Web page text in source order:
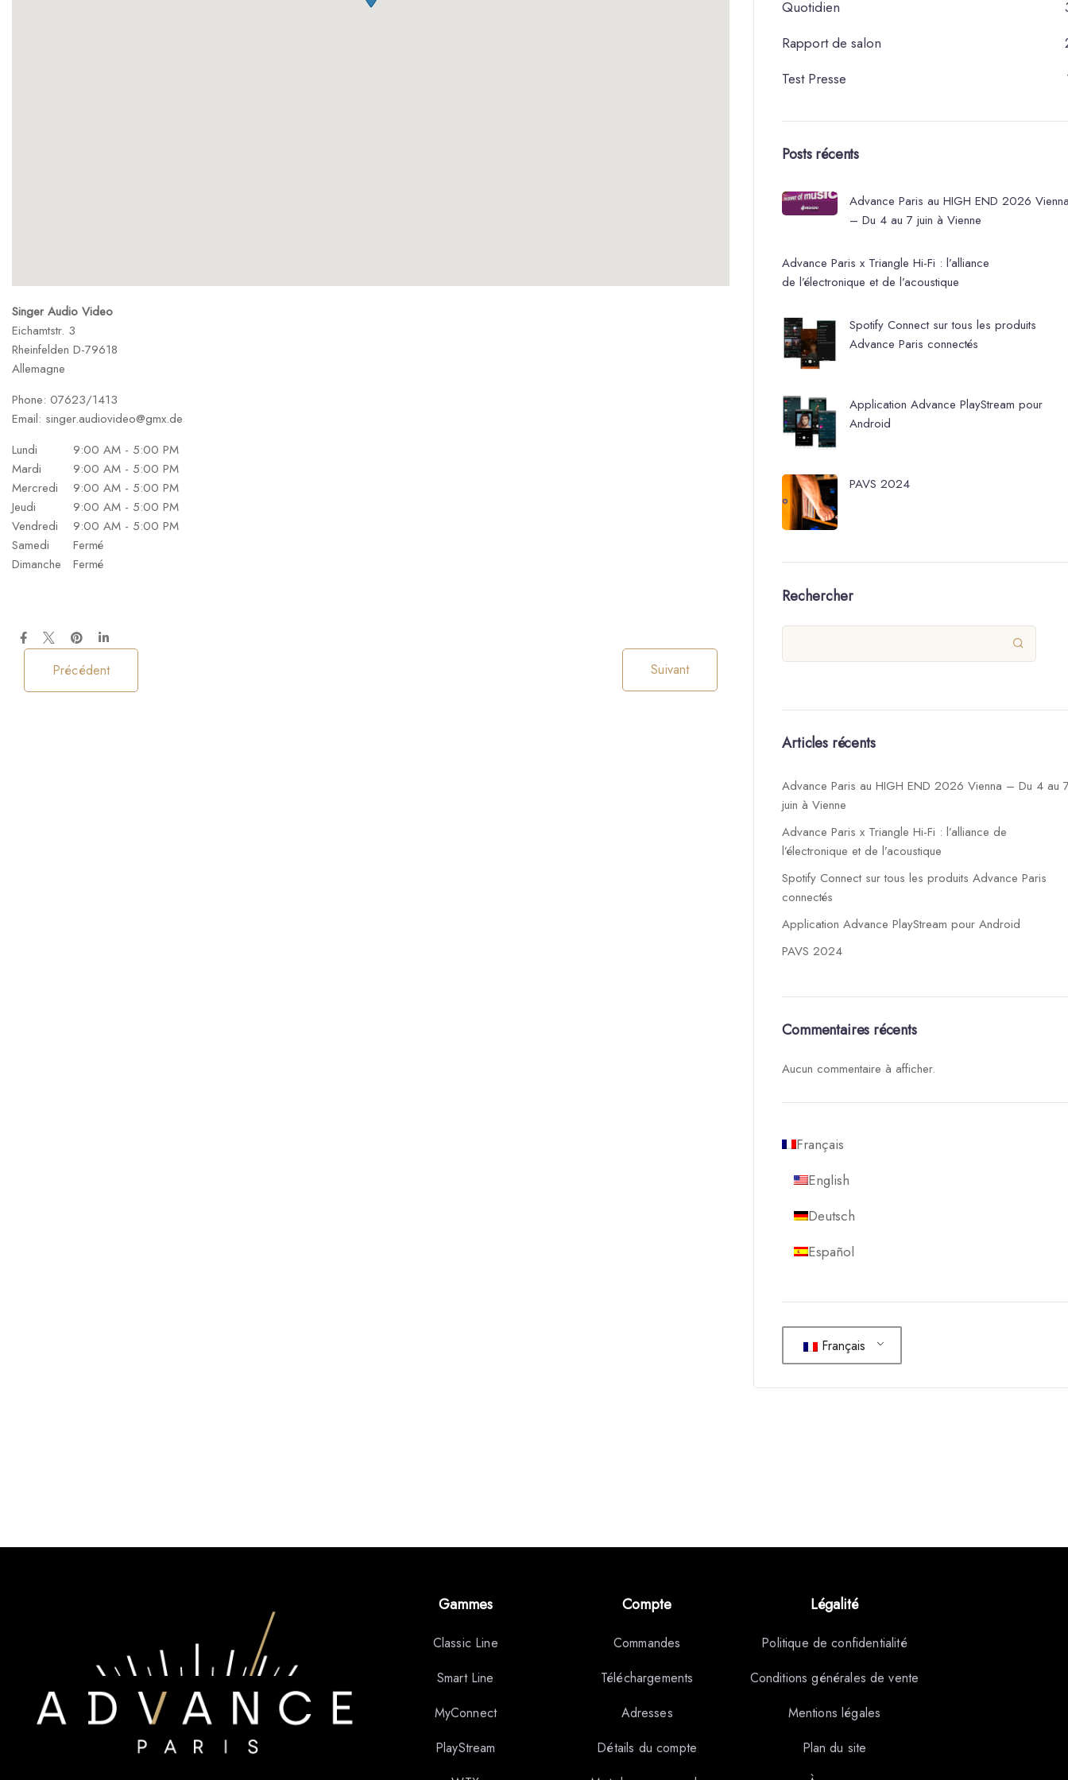
Singer Audio Video
Eichamtstr. 3
Rheinfelden D-79618
Allemagne
Phone: 07623/1413
Email: singer.audiovideo@gmx.de
Lundi
9:00 AM - 5:00 PM
Mardi
9:00 AM - 5:00 PM
Mercredi
9:00 AM - 5:00 PM
Jeudi
9:00 AM - 5:00 PM
Vendredi
9:00 AM - 5:00 PM
Samedi
Fermé
Dimanche
Fermé
Précédent Suivant
Quotidien
Rapport de salon
Test Presse
Posts récents
Advance Paris au HIGH END 2026
– Du 4 au 7 juin à Vienne
Advance Paris x Triangle Hi-Fi : l’alliance
de l’électronique et de l’acoustique
Spotify Connect sur tous les produits
Advance Paris connectés
Application Advance PlayStream pour
Android
PAVS 2024
Rechercher

Articles récents
Advance Paris au HIGH END 2026 Vienna – Du 4 au
juin à Vienne
Advance Paris x Triangle Hi-Fi : l’alliance de
l’électronique et de l’acoustique
Spotify Connect sur tous les produits Advance Paris
connectés
Application Advance PlayStream pour Android
PAVS 2024
Commentaires récents
Aucun commentaire à afficher.
Français
English
Deutsch
Español
Français
Gammes
Classic Line
Smart Line
MyConnect
PlayStream
Compte
Commandes
Téléchargements
Adresses
Détails du compte
Légalité
Politique de confidentialité
Conditions générales de vente
Mentions légales
Plan du site